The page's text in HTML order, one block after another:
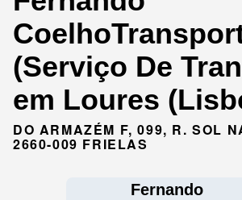
(Serviço De
em Loures
DO ARMAZÉM F, 099, R. SOL
2660-009 FRIELAS
Fernando